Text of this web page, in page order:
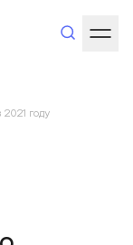
году